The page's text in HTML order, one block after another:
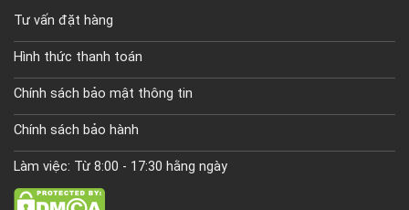
Tư vấn đặt hàng
Hình thức thanh toán
Chính sách bảo mật thông tin
Chính sách bảo hành
Làm việc: Từ 8:00 - 17:30 hằng ngày